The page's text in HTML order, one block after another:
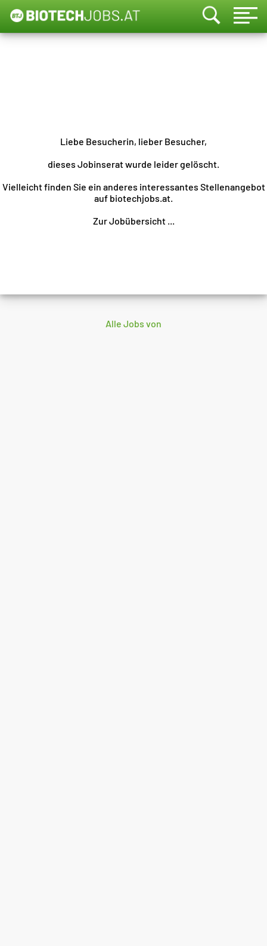
Liebe Besucherin, lieber Besucher,
dieses Jobinserat wurde leider gelöscht.
Vielleicht finden Sie ein anderes interessantes Stellenangebot
auf biotechjobs.at.
Zur Jobübersicht ...
Alle Jobs von